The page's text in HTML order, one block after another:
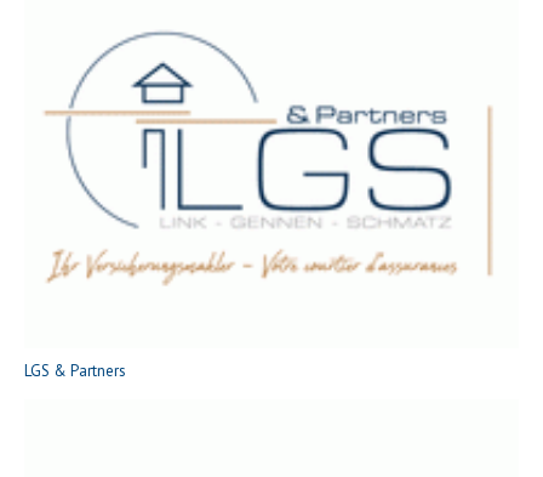
LGS & Partners